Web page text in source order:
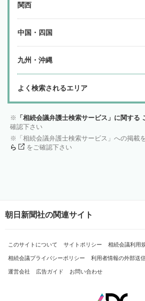
関西
中国・四国
九州・沖縄
よく検索されるエリア
「相続会議弁護士検索サービス」に関する
確認下さい
「相続会議弁護士検索サービス」への掲載
ら
をご確認下さい
朝日新聞社の関連サイト
このサイトについて サイトポリシー 相続会議利用
相続会議プライバシーポリシー 利用者情報の外部送
運営会社 広告ガイド お問い合わせ